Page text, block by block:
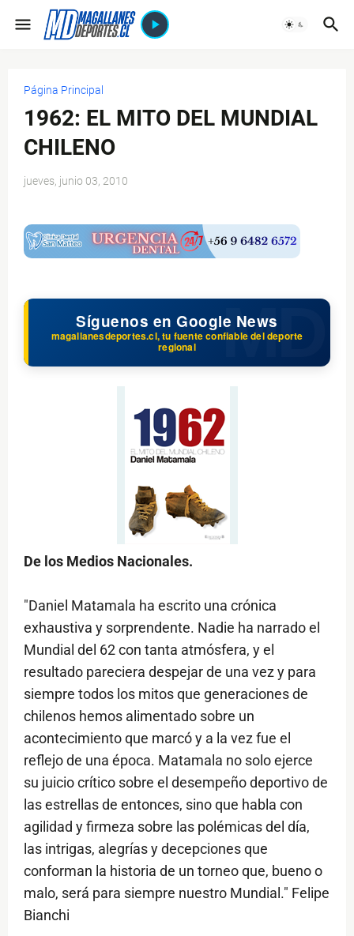
Página Principal
1962: EL MITO DEL MUNDIAL
CHILENO
jueves, junio 03, 2010
Síguenos en Google News
magallanesdeportes.cl, tu fuente confiable del deporte
regional
De los Medios Nacionales.
"Daniel Matamala ha escrito una crónica
exhaustiva y sorprendente. Nadie ha narrado el
Mundial del 62 con tanta atmósfera, y el
resultado pareciera despejar de una vez y para
siempre todos los mitos que generaciones de
chilenos hemos alimentado sobre un
acontecimiento que marcó y a la vez fue el
reflejo de una época. Matamala no solo ejerce
su juicio crítico sobre el desempeño deportivo de
las estrellas de entonces, sino que habla con
agilidad y firmeza sobre las polémicas del día,
las intrigas, alegrías y decepciones que
conforman la historia de un torneo que, bueno o
malo, será para siempre nuestro Mundial." Felipe
Bianchi